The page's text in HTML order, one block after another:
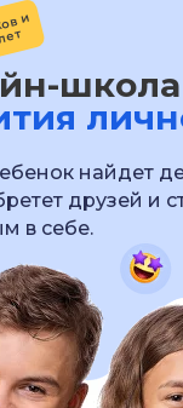
и
найдет
друзей и
в себе.
школа